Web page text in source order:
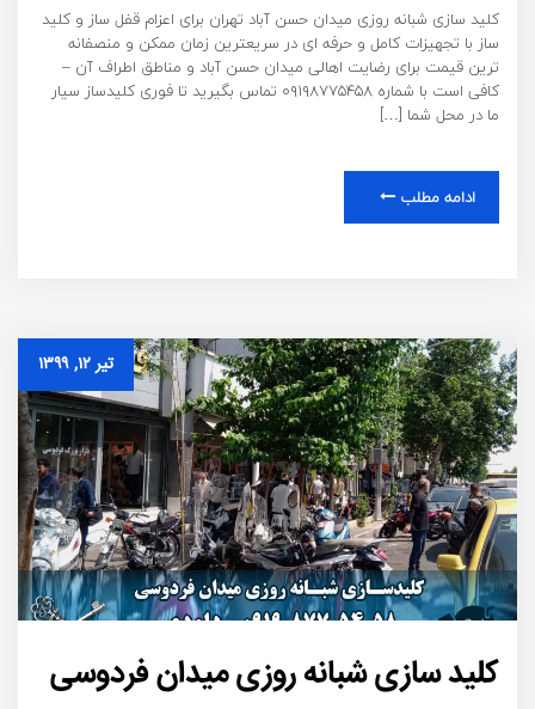
کلید سازی شبانه روزی میدان حسن آباد تهران برای اعزام قفل ساز و کلید
ساز با تجهیزات کامل و حرفه ای در سریعترین زمان ممکن و منصفانه
ترین قیمت برای رضایت اهالی میدان حسن آباد و مناطق اطراف آن –
کافی است با شماره ۰۹۱۹۸۷۷۵۴۵۸ تماس بگیرید تا فوری کلیدساز سیار
ما در محل شما […]
ادامه مطلب
تیر ۱۲, ۱۳۹۹
کلید سازی شبانه روزی میدان فردوسی